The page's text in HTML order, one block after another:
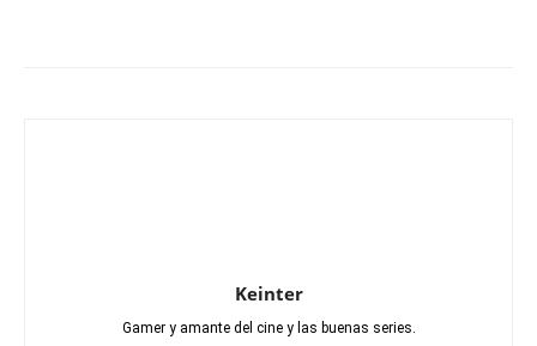
Keinter
Gamer y amante del cine y las buenas series.